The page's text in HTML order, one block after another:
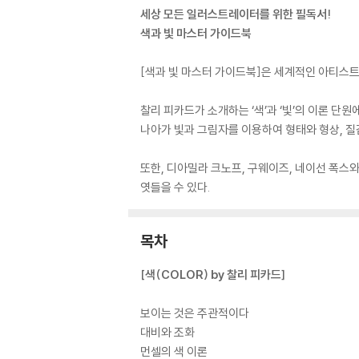
세상 모든 일러스트레이터를 위한 필독서!
색과 빛 마스터 가이드북
[색과 빛 마스터 가이드북]은 세계적인 아티스
찰리 피카드가 소개하는 ‘색’과 ‘빛’의 이론 단
나아가 빛과 그림자를 이용하여 형태와 형상,
또한, 디아밀라 크노프, 구웨이즈, 네이선 폭스
엿들을 수 있다.
목차
[색(COLOR) by 찰리 피카드]
보이는 것은 주관적이다
대비와 조화
먼셀의 색 이론